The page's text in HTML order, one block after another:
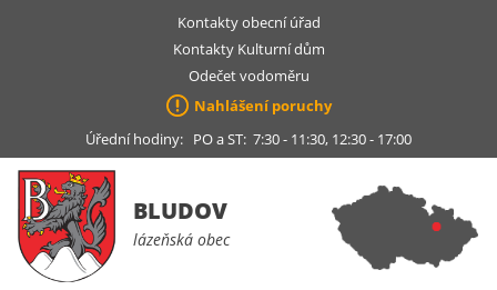
Kontakty obecní úřad
Kontakty Kulturní dům
Odečet vodoměru
Nahlášení poruchy
Úřední hodiny: PO a ST: 7:30 - 11:30, 12:30 - 17:00
BLUDOV
lázeňská obec